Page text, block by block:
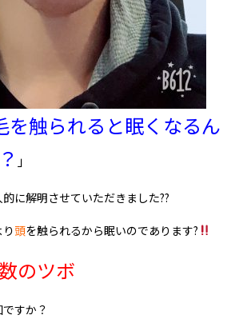
を触られると眠くなるん
」
に解明させていただきました??
頭を触られるから眠いのであります?
のツボ
すか？